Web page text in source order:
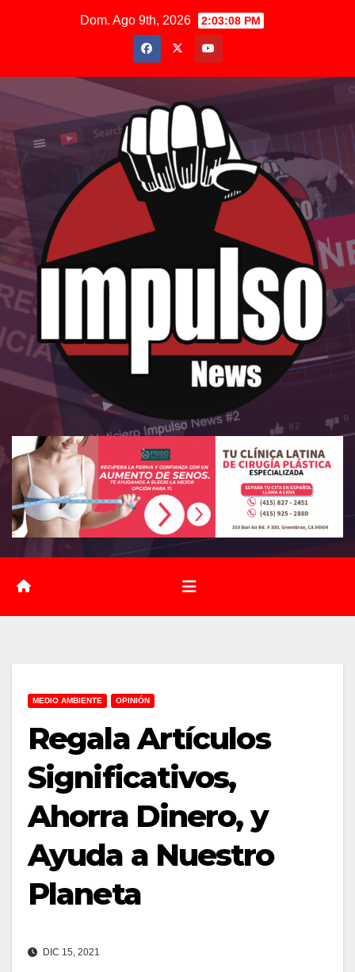
Dom. Ago 9th, 2026 2:03:09 PM
MEDIO AMBIENTE OPINIÓN
Regala Artículos
Significativos,
Ahorra Dinero, y
Ayuda a Nuestro
Planeta
DIC 15, 2021